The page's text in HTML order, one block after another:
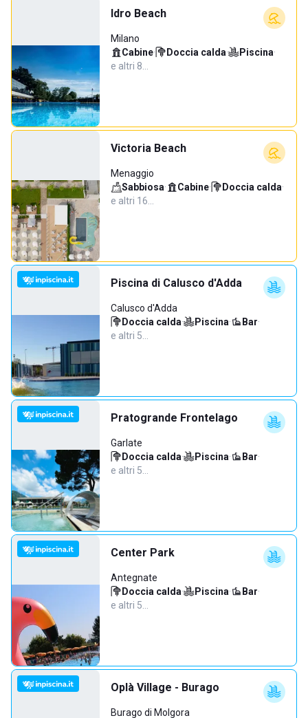
Idro Beach
Milano
Cabine· Doccia calda· Piscina·
e altri 8…
Victoria Beach
Menaggio
Sabbiosa· Cabine· Doccia calda·
e altri 16…
Piscina di Calusco d'Adda
Calusco d'Adda
Doccia calda· Piscina· Bar·
e altri 5…
Pratogrande Frontelago
Garlate
Doccia calda· Piscina· Bar·
e altri 5…
Center Park
Antegnate
Doccia calda· Piscina· Bar·
e altri 5…
Oplà Village - Burago
Burago di Molgora